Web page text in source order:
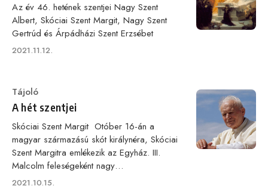
Az év 46. hetének szentjei Nagy Szent
Albert, Skóciai Szent Margit, Nagy Szent
Gertrúd és Árpádházi Szent Erzsébet
Published
2021.11.12.
Category
Tájoló
A hét szentjei
Skóciai Szent Margit Otóber 16-án a
magyar származású skót királynéra, Skóciai
Szent Margitra emlékezik az Egyház. III.
Malcolm feleségeként nagy…
Published
2021.10.15.